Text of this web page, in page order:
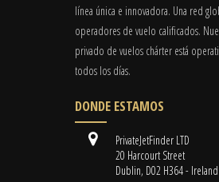
línea única e innovadora. Una red
operadores de vuelo calificados.
privado de vuelos chárter está
todos los días.
DONDE ESTAMOS
PrivateJetFinder LTD
20 Harcourt Street
Dublin, D02 H364 - Ireland